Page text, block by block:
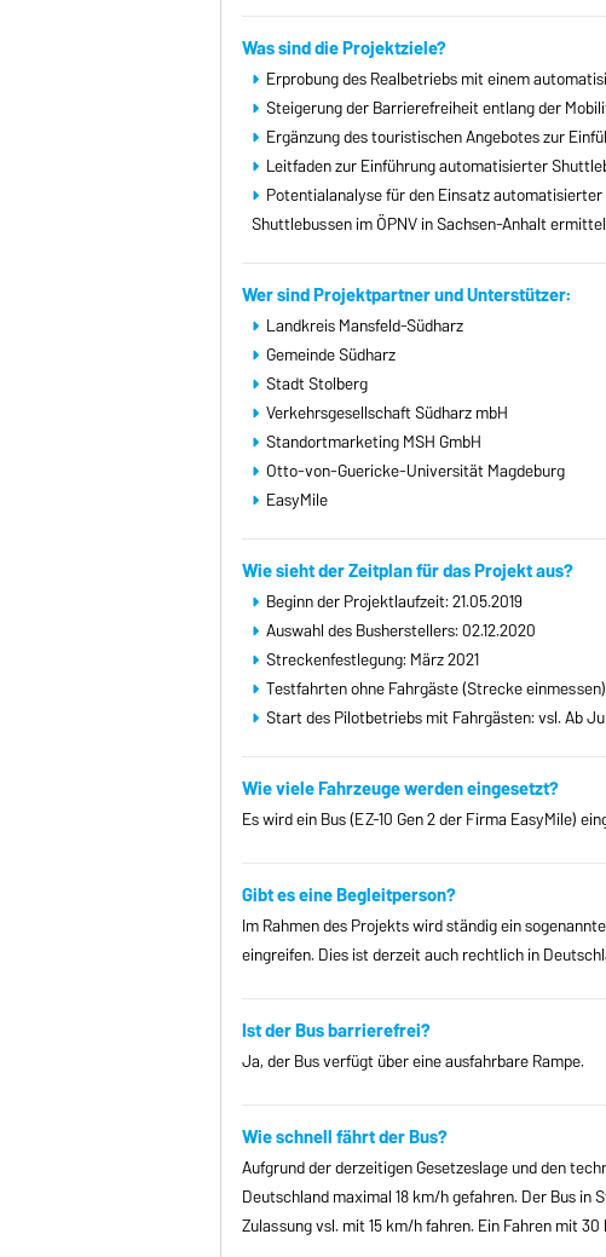
Was sind die Projektziele?
Erprobung des Realbetriebs mit einem
Steigerung der Barrierefreiheit entlang der
Ergänzung des touristischen Angebotes zur
Leitfaden zur Einführung automatisierter
Potentialanalyse für den Einsatz
Shuttlebussen im ÖPNV in Sachsen-Anhalt
Wer sind Projektpartner und Unterstützer:
Landkreis Mansfeld-Südharz
Gemeinde Südharz
Stadt Stolberg
Verkehrsgesellschaft Südharz mbH
Standortmarketing MSH GmbH
Otto-von-Guericke-Universität Magdeburg
EasyMile
Wie sieht der Zeitplan für das Projekt aus?
Beginn der Projektlaufzeit: 21.05.2019
Auswahl des Busherstellers: 02.12.2020
Streckenfestlegung: März 2021
Testfahrten ohne Fahrgäste (Strecke
Start des Pilotbetriebs mit Fahrgästen: vsl. Ab
Wie viele Fahrzeuge werden eingesetzt?
Es wird ein Bus (EZ-10 Gen 2 der Firma EasyMile)
Gibt es eine Begleitperson?
Im Rahmen des Projekts wird ständig ein
eingreifen. Dies ist derzeit auch rechtlich in
Ist der Bus barrierefrei?
Ja, der Bus verfügt über eine ausfahrbare Rampe.
Wie schnell fährt der Bus?
Aufgrund der derzeitigen Gesetzeslage und den
Deutschland maximal 18 km/h gefahren. Der Bus
Zulassung vsl. mit 15 km/h fahren. Ein Fahren mit